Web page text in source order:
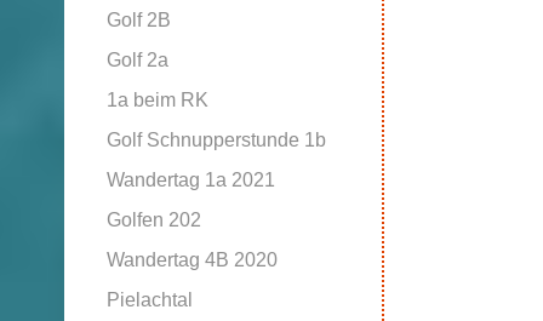
Golf 2B
Golf 2a
1a beim RK
Golf Schnupperstunde 1b
Wandertag 1a 2021
Golfen 202
Wandertag 4B 2020
Pielachtal